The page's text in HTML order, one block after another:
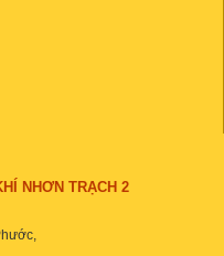
NHƠN TRẠCH 2